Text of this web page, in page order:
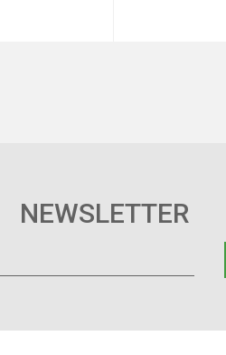
NEWSLETTER